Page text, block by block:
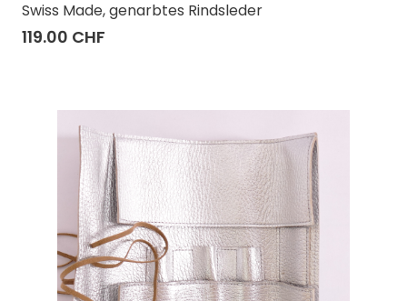
Swiss Made, genarbtes Rindsleder
119.00 CHF